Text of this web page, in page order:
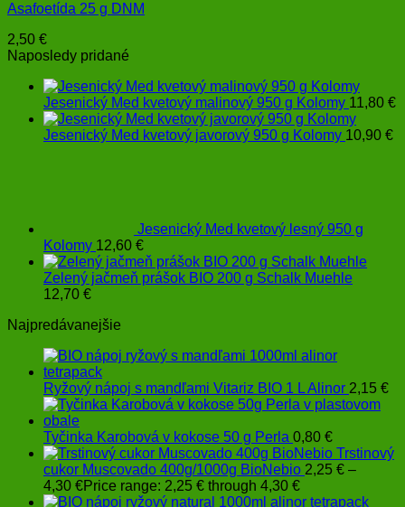
Asafoetída 25 g DNM
2,50 €
Naposledy pridané
Jesenický Med kvetový malinový 950 g Kolomy 11,80 €
Jesenický Med kvetový javorový 950 g Kolomy 10,90 €
Jesenický Med kvetový lesný 950 g
Kolomy 12,60 €
Zelený jačmeň prášok BIO 200 g Schalk Muehle
12,70 €
Najpredávanejšie
Ryžový nápoj s mandľami Vitariz BIO 1 L Alinor 2,15 €
Tyčinka Karobová v kokose 50 g Perla 0,80 €
Trstinový
cukor Muscovado 400g/1000g BioNebio 2,25 € –
4,30 €Price range: 2,25 € through 4,30 €